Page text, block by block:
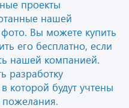
проекты
нашей
Вы можете купить
его бесплатно, если
нашей компанией.
разработку
которой будут учтены
пожелания.